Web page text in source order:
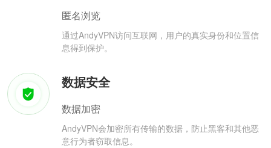
匿名浏览
通过AndyVPN访问互联网，用户的真实身份和位置信
息得到保护。
数据安全
数据加密
AndyVPN会加密所有传输的数据，防止黑客和其他恶
意行为者窃取信息。